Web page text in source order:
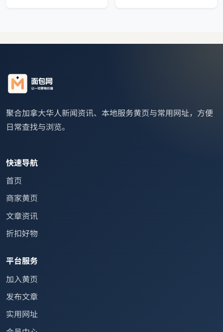
聚合加拿大华人新闻资讯、本地服务黄页与常用网址，方便
日常查找与浏览。
快速导航
首页
商家黄页
文章资讯
折扣好物
平台服务
加入黄页
发布文章
实用网址